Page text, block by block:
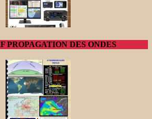
PROPAGATION DES ONDES